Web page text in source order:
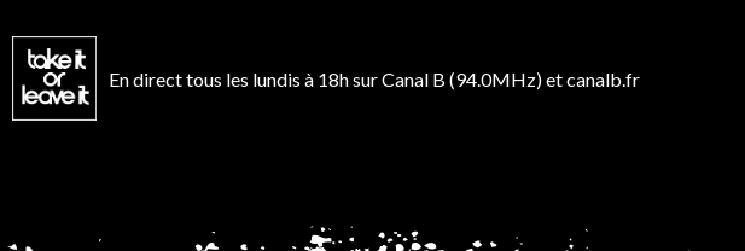
au
contenu
En direct tous les lundis à 18h sur Canal B (94.0MHz) et canalb.fr